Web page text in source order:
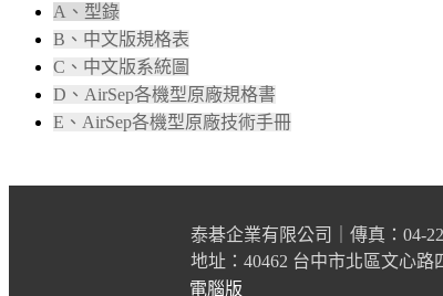
A、型錄
B、中文版規格表
C、中文版系統圖
D、AirSep各機型原廠規格書
E、AirSep各機型原廠技術手冊
泰碁企業有限公司｜傳真：04-
地址：40462 台中市北區文心路
電腦版